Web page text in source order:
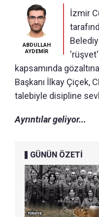
ABDULLAH
AYDEMİR
İzmir
kapsamında
Başkanı İlkay Çiçek,
talebiyle disipline
Ayrıntılar geliyor...
GÜNÜN ÖZETİ